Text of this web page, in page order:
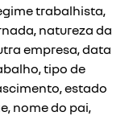
trabalhista,
natureza da
empresa, data
tipo de
estado
nome do pai,